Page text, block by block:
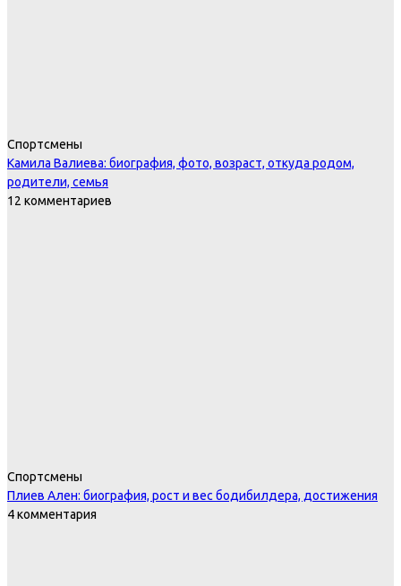
Спортсмены
Камила Валиева: биография, фото, возраст, откуда родом,
родители, семья
12 комментариев
Спортсмены
Плиев Ален: биография, рост и вес бодибилдера, достижения
4 комментария